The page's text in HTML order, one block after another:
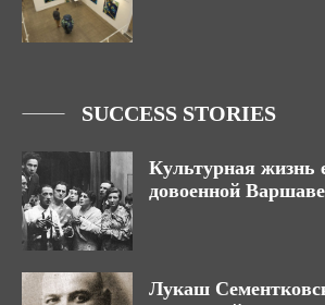
SUCCESS STORIES
Культурная жизнь
довоенной Варшаве
Лукаш